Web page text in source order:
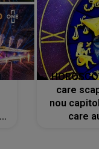
care
nou
care